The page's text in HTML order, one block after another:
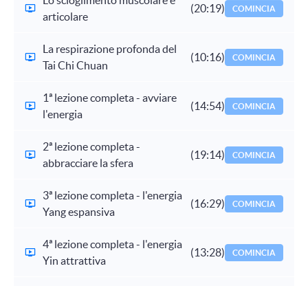
articolare
(20:19) COMINCIA
La respirazione profonda del
Tai Chi Chuan
(10:16) COMINCIA
1ª lezione completa - avviare
l'energia
(14:54) COMINCIA
2ª lezione completa -
abbracciare la sfera
(19:14) COMINCIA
3ª lezione completa - l'energia
Yang espansiva
(16:29) COMINCIA
4ª lezione completa - l'energia
Yin attrattiva
(13:28) COMINCIA